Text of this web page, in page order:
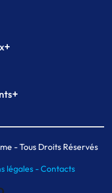
+
+
- Tous Droits Réservés
légales -Contacts